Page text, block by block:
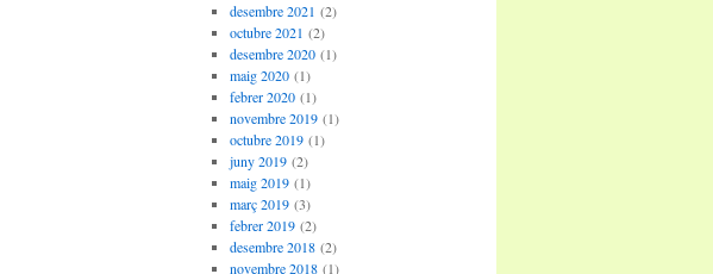
desembre 2021 (2)
octubre 2021 (2)
desembre 2020(1)
maig 2020(1)
febrer 2020(1)
novembre 2019(1)
octubre 2019(1)
juny 2019(2)
maig 2019(1)
març 2019(3)
febrer 2019(2)
desembre 2018(2)
novembre 2018(1)